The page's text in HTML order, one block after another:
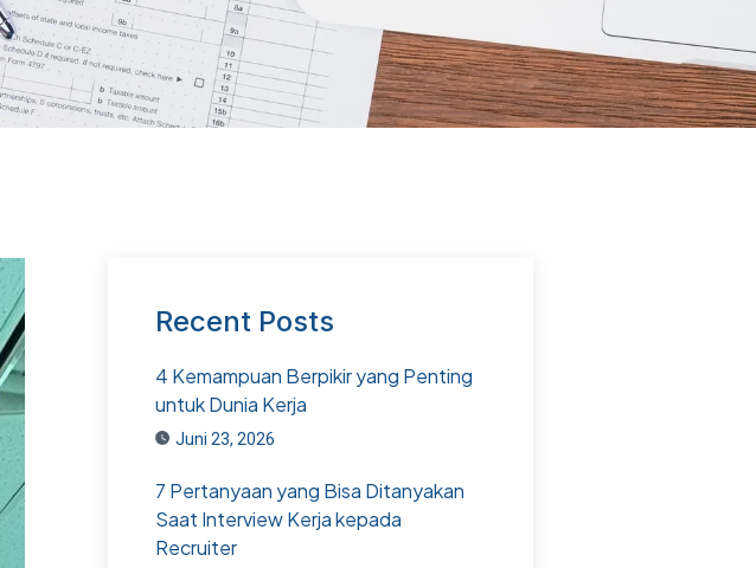
Recent Posts
4 Kemampuan Berpikir yang Penting
untuk Dunia Kerja
Juni 23, 2026
7 Pertanyaan yang Bisa Ditanyakan
Saat Interview Kerja kepada
Recruiter